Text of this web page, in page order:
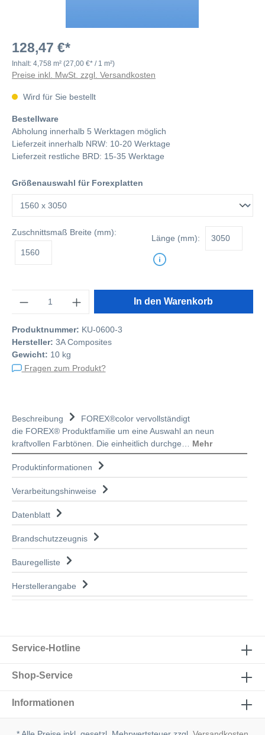
128,47 €*
Inhalt: 4,758 m² (27,00 €* / 1 m²)
Preise inkl. MwSt. zzgl. Versandkosten
Wird für Sie bestellt
Bestellware
Abholung innerhalb 5 Werktagen möglich
Lieferzeit innerhalb NRW: 10-20 Werktage
Lieferzeit restliche BRD: 15-35 Werktage
Größenauswahl für Forexplatten
Zuschnittsmaß Breite (mm):
Länge (mm):
In den Warenkorb
Produktnummer: KU-0600-3
Hersteller: 3A Composites
Gewicht: 10 kg
Fragen zum Produkt?
Beschreibung
FOREX®color vervollständigt
die FOREX® Produktfamilie um eine Auswahl an neun
kraftvollen Farbtönen. Die einheitlich durchge… Mehr
Produktinformationen
Verarbeitungshinweise
Datenblatt
Brandschutzzeugnis
Bauregelliste
Herstellerangabe
Service-Hotline
Shop-Service
Informationen